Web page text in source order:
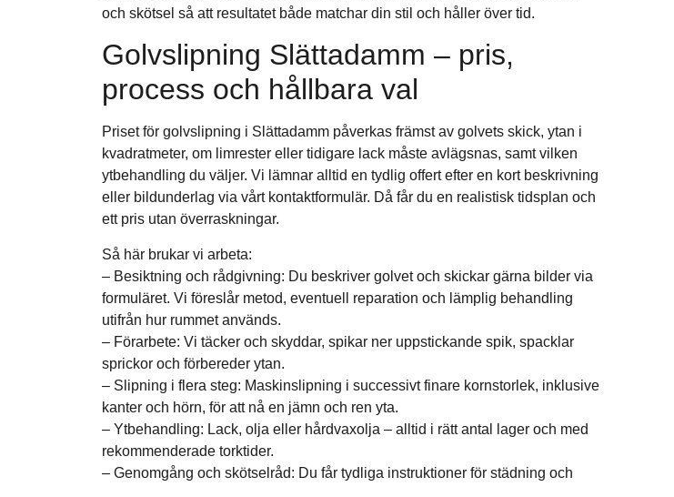
och skötsel så att resultatet både matchar din stil och håller över tid.
Golvslipning Slättadamm – pris,
process och hållbara val
Priset för golvslipning i Slättadamm påverkas främst av golvets skick, ytan i
kvadratmeter, om limrester eller tidigare lack måste avlägsnas, samt vilken
ytbehandling du väljer. Vi lämnar alltid en tydlig offert efter en kort beskrivning
eller bildunderlag via vårt kontaktformulär. Då får du en realistisk tidsplan och
ett pris utan överraskningar.
Så här brukar vi arbeta:
– Besiktning och rådgivning: Du beskriver golvet och skickar gärna bilder via
formuläret. Vi föreslår metod, eventuell reparation och lämplig behandling
utifrån hur rummet används.
– Förarbete: Vi täcker och skyddar, spikar ner uppstickande spik, spacklar
sprickor och förbereder ytan.
– Slipning i flera steg: Maskinslipning i successivt finare kornstorlek, inklusive
kanter och hörn, för att nå en jämn och ren yta.
– Ytbehandling: Lack, olja eller hårdvaxolja – alltid i rätt antal lager och med
rekommenderade torktider.
– Genomgång och skötselråd: Du får tydliga instruktioner för städning och